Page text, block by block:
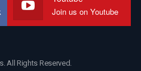
Join us on Youtube
All Rights Reserved.